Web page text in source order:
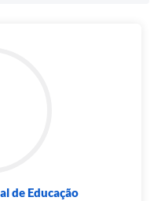
de Educação